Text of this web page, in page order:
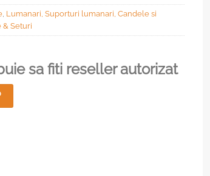
Lumanari, Suporturi lumanari, Candele si
& Seturi
sa fiti reseller autorizat